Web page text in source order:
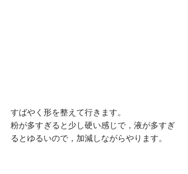
すばやく形を整えて行きます。
粉が多すぎると少し硬い感じで，液が多すぎ
るとゆるいので，加減しながらやります。